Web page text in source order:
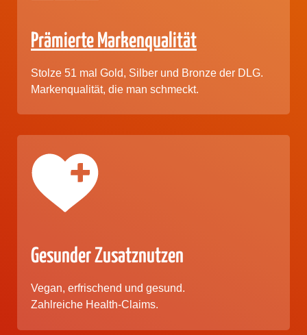
Prämierte Markenqualität
Stolze 51 mal Gold, Silber und Bronze der DLG.
Markenqualität, die man schmeckt.
Gesunder Zusatznutzen
Vegan, erfrischend und gesund.
Zahlreiche Health-Claims.